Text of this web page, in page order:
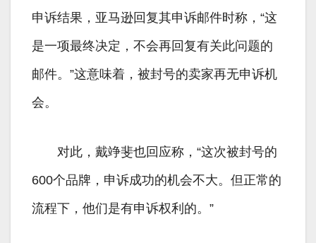
申诉结果，亚马逊回复其申诉邮件时称，“这
是一项最终决定，不会再回复有关此问题的
邮件。”这意味着，被封号的卖家再无申诉机
会。
对此，戴竫斐也回应称，“这次被封号的
600个品牌，申诉成功的机会不大。但正常的
流程下，他们是有申诉权利的。”